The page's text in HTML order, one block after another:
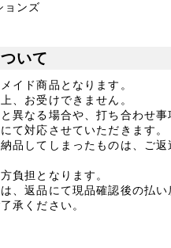
ョンズ
いて
イド商品となります。
、お受けできません。
異なる場合や、打ち合わせ事
て対応させていただきます。
品してしまったものは、ご返
負担となります。
、返品にて現品確認後の払い
承ください。